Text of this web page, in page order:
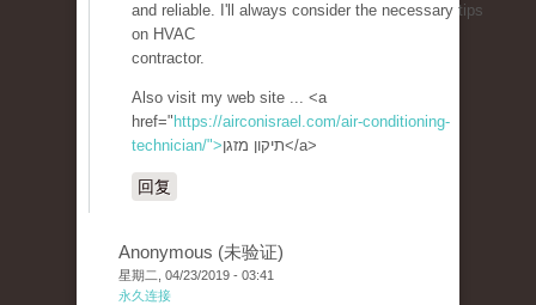
and reliable. I'll always consider the necessary tips
on HVAC
contractor.
Also visit my web site ... <a
href=" https://airconisrael.com/air-conditioning-
technician/">
תיקון מזגן</a>
回复
Anonymous (未验证)
星期二, 04/23/2019 - 03:41
永久连接